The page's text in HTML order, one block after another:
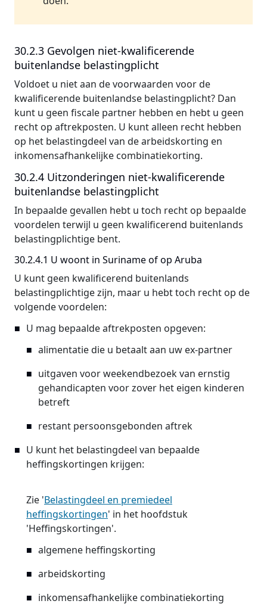
30.2.3 Gevolgen niet-kwalificerende
buitenlandse belastingplicht
Voldoet u niet aan de voorwaarden voor de
kwalificerende buitenlandse belastingplicht? Dan
kunt u geen fiscale partner hebben en hebt u geen
recht op aftrekposten. U kunt alleen recht hebben
op het belastingdeel van de arbeidskorting en
inkomensafhankelijke combinatiekorting.
30.2.4 Uitzonderingen niet-kwalificerende
buitenlandse belastingplicht
In bepaalde gevallen hebt u toch recht op bepaalde
voordelen terwijl u geen kwalificerend buitenlands
belastingplichtige bent.
30.2.4.1 U woont in Suriname of op Aruba
U kunt geen kwalificerend buitenlands
belastingplichtige zijn, maar u hebt toch recht op de
volgende voordelen:
U mag bepaalde aftrekposten opgeven:
alimentatie die u betaalt aan uw ex-partner
uitgaven voor weekendbezoek van ernstig
gehandicapten voor zover het eigen kinderen
betreft
restant persoonsgebonden aftrek
U kunt het belastingdeel van bepaalde
heffingskortingen krijgen:
Zie 'Belastingdeel en premiedeel
heffingskortingen' in het hoofdstuk
'Heffingskortingen'.
algemene heffingskorting
arbeidskorting
inkomensafhankelijke combinatiekorting